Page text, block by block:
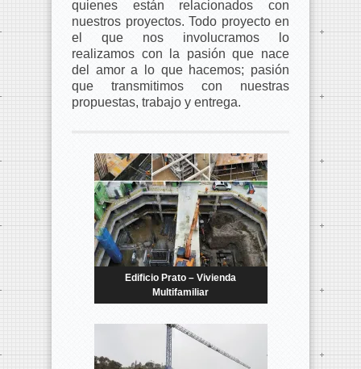
quienes están relacionados con
nuestros proyectos. Todo proyecto en
el que nos involucramos lo
realizamos con la pasión que nace
del amor a lo que hacemos; pasión
que transmitimos con nuestras
propuestas, trabajo y entrega.
Edificio Prato – Vivienda
Multifamiliar